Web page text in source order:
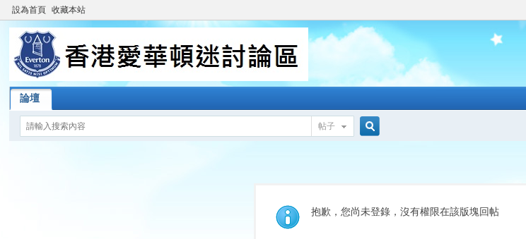
設為首頁 收藏本站
論壇
帖子
索
抱歉，您尚未登錄，沒有權限在該版塊回帖